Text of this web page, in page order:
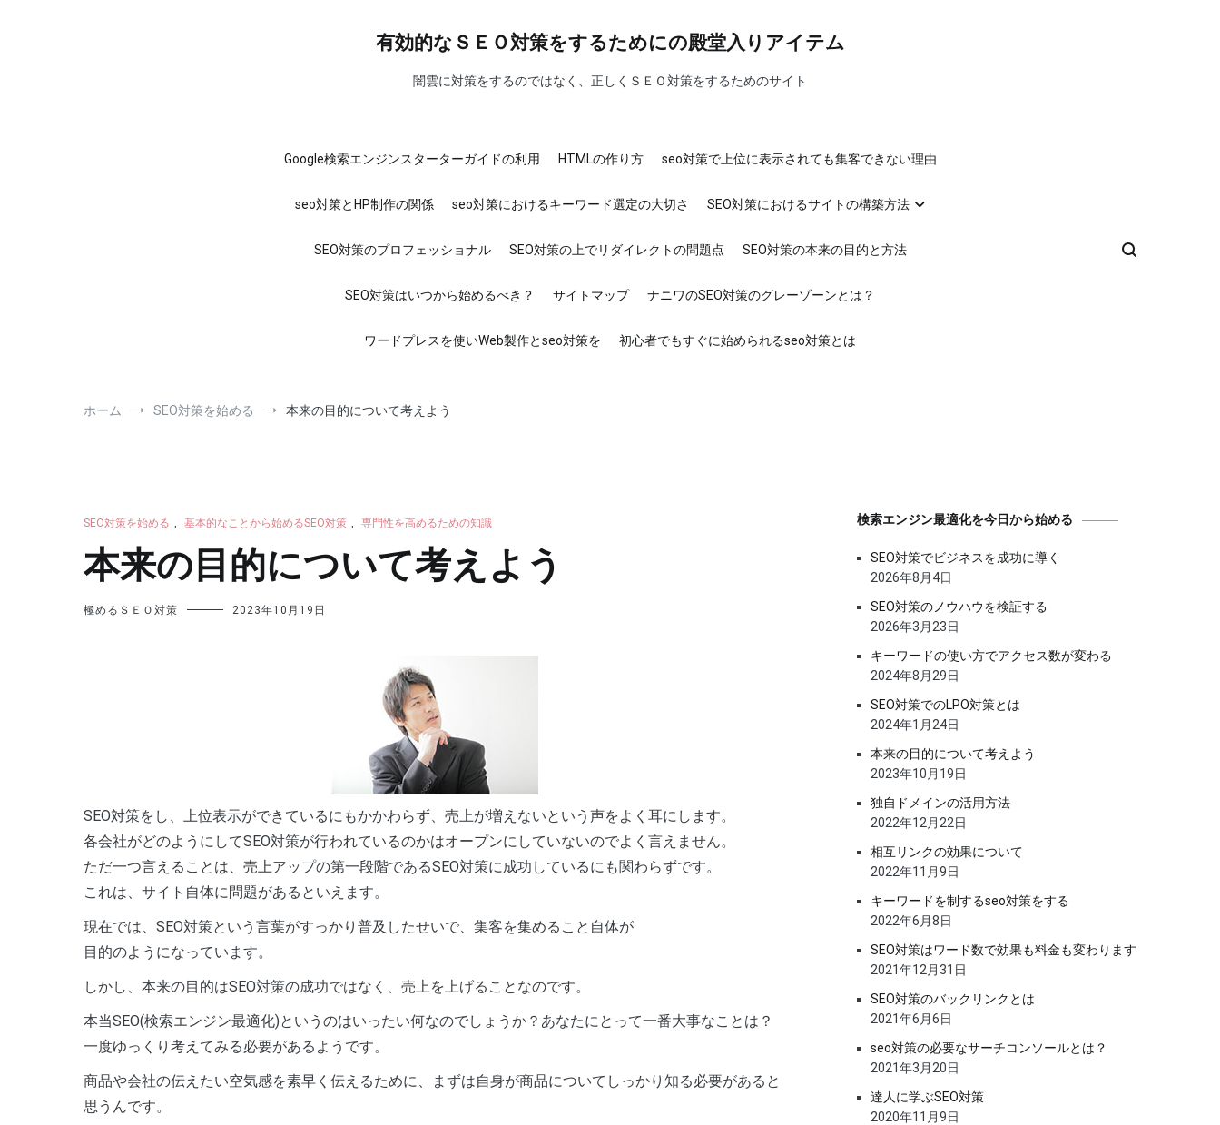
有効的なＳＥＯ対策をするためにの殿堂入りアイテム
闇雲に対策をするのではなく、正しくＳＥＯ対策をするためのサイト
Google検索エンジンスターターガイドの利用 HTMLの作り方 seo対策で上位に表示されても集客できない理由
seo対策とHP制作の関係 seo対策におけるキーワード選定の大切さ SEO対策におけるサイトの構築方法
SEO対策のプロフェッショナル SEO対策の上でリダイレクトの問題点 SEO対策の本来の目的と方法
SEO対策はいつから始めるべき？ サイトマップ ナニワのSEO対策のグレーゾーンとは？
ワードプレスを使いWeb製作とseo対策を 初心者でもすぐに始められるseo対策とは
ホーム SEO対策を始める 本来の目的について考えよう
SEO対策を始める , 基本的なことから始めるSEO対策 , 専門性を高めるための知識
本来の目的について考えよう
極めるＳＥＯ対策 2023年10月19日
SEO対策をし、上位表示ができているにもかかわらず、売上が増えないという声をよく耳にします。
各会社がどのようにしてSEO対策が行われているのかはオープンにしていないのでよく言えません。
ただ一つ言えることは、売上アップの第一段階であるSEO対策に成功しているにも関わらずです。
これは、サイト自体に問題があるといえます。
現在では、SEO対策という言葉がすっかり普及したせいで、集客を集めること自体が
目的のようになっています。
しかし、本来の目的はSEO対策の成功ではなく、売上を上げることなのです。
本当SEO(検索エンジン最適化)というのはいったい何なのでしょうか？あなたにとって一番大事なことは？
一度ゆっくり考えてみる必要があるようです。
商品や会社の伝えたい空気感を素早く伝えるために、まずは自身が商品についてしっかり知る必要があると
思うんです。
検索エンジン最適化を今日から始める
SEO対策でビジネスを成功に導く
2026年8月4日
SEO対策のノウハウを検証する
2026年3月23日
キーワードの使い方でアクセス数が変わる
2024年8月29日
SEO対策でのLPO対策とは
2024年1月24日
本来の目的について考えよう
2023年10月19日
独自ドメインの活用方法
2022年12月22日
相互リンクの効果について
2022年11月9日
キーワードを制するseo対策をする
2022年6月8日
SEO対策はワード数で効果も料金も変わります
2021年12月31日
SEO対策のバックリンクとは
2021年6月6日
seo対策の必要なサーチコンソールとは？
2021年3月20日
達人に学ぶSEO対策
2020年11月9日